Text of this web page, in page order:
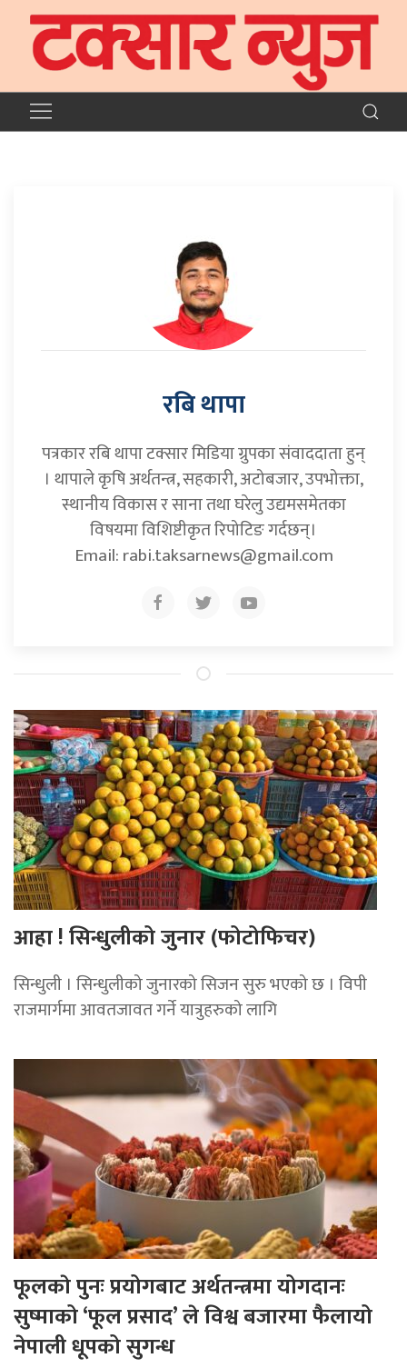
रबि थापा
पत्रकार रबि थापा टक्सार मिडिया ग्रुपका संवाददाता हुन्
। थापाले कृषि अर्थतन्त्र, सहकारी, अटोबजार, उपभोक्ता,
स्थानीय विकास र साना तथा घरेलु उद्यमसमेतका
विषयमा विशिष्टीकृत रिपोटिङ गर्दछन्।
Email:rabi.taksarnews@gmail.com
आहा ! सिन्धुलीको जुनार (फोटोफिचर)
सिन्धुली । सिन्धुलीको जुनारको सिजन सुरु भएको छ । विपी
राजमार्गमा आवतजावत गर्ने यात्रुहरुको लागि
फूलकाे पुनः प्रयोगबाट अर्थतन्त्रमा योगदानः
सुष्माको ‘फूल प्रसाद’ ले विश्व बजारमा फैलायो
नेपाली धूपको सुगन्ध